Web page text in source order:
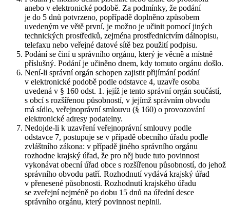
anebo v elektronické podobě. Za podmínky, že podání
je do 5 dnů potvrzeno, popřípadě doplněno způsobem
uvedeným ve větě první, je možno je učinit pomocí jiných
technických prostředků, zejména prostřednictvím dálnopisu,
telefaxu nebo veřejné datové sítě bez použití podpisu.
Podání se činí u správního orgánu, který je věcně a místně
příslušný. Podání je učiněno dnem, kdy tomuto orgánu došlo.
Není-li správní orgán schopen zajistit přijímání podání
v elektronické podobě podle odstavce 4, uzavře osoba
uvedená v § 160 odst. 1. jejíž je tento správní orgán součástí,
s obcí s rozšířenou působností, v jejímž správním obvodu
má sídlo, veřejnoprávní smlouvu (§ 160) o provozování
elektronické adresy podatelny.
Nedojde-li k uzavření veřejnoprávní smlouvy podle
odstavce 7, postupuje se v případě obecního úřadu podle
zvláštního zákona: v případě jiného správního orgánu
rozhodne krajský úřad, že pro něj bude tuto povinnost
vykonávat obecní úřad obce s rozšířenou působností, do jehož
správního obvodu patří. Rozhodnutí vydává krajský úřad
v přenesené působnosti. Rozhodnutí krajského úřadu
se zveřejní nejméně po dobu 15 dnů na úřední desce
správního orgánu, který povinnost neplnil.